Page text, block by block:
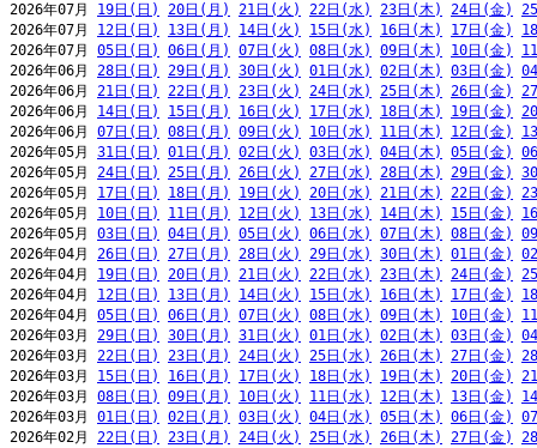
2026年07月 19日(日) 20日(月) 21日(火) 22日(水) 23日(木) 24日(金)
2026年07月 12日(日) 13日(月) 14日(火) 15日(水) 16日(木) 17日(金)
2026年07月 05日(日) 06日(月) 07日(火) 08日(水) 09日(木) 10日(金)
2026年06月 28日(日) 29日(月) 30日(火) 01日(水) 02日(木) 03日(金)
2026年06月 21日(日) 22日(月) 23日(火) 24日(水) 25日(木) 26日(金)
2026年06月 14日(日) 15日(月) 16日(火) 17日(水) 18日(木) 19日(金)
2026年06月 07日(日) 08日(月) 09日(火) 10日(水) 11日(木) 12日(金)
2026年05月 31日(日) 01日(月) 02日(火) 03日(水) 04日(木) 05日(金)
2026年05月 24日(日) 25日(月) 26日(火) 27日(水) 28日(木) 29日(金)
2026年05月 17日(日) 18日(月) 19日(火) 20日(水) 21日(木) 22日(金)
2026年05月 10日(日) 11日(月) 12日(火) 13日(水) 14日(木) 15日(金)
2026年05月 03日(日) 04日(月) 05日(火) 06日(水) 07日(木) 08日(金)
2026年04月 26日(日) 27日(月) 28日(火) 29日(水) 30日(木) 01日(金)
2026年04月 19日(日) 20日(月) 21日(火) 22日(水) 23日(木) 24日(金)
2026年04月 12日(日) 13日(月) 14日(火) 15日(水) 16日(木) 17日(金)
2026年04月 05日(日) 06日(月) 07日(火) 08日(水) 09日(木) 10日(金)
2026年03月 29日(日) 30日(月) 31日(火) 01日(水) 02日(木) 03日(金)
2026年03月 22日(日) 23日(月) 24日(火) 25日(水) 26日(木) 27日(金)
2026年03月 15日(日) 16日(月) 17日(火) 18日(水) 19日(木) 20日(金)
2026年03月 08日(日) 09日(月) 10日(火) 11日(水) 12日(木) 13日(金)
2026年03月 01日(日) 02日(月) 03日(火) 04日(水) 05日(木) 06日(金)
2026年02月 22日(日) 23日(月) 24日(火) 25日(水) 26日(木) 27日(金)